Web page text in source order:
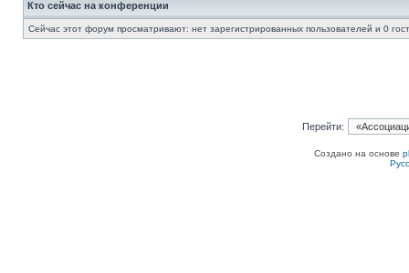
Кто сейчас на конференции
Сейчас этот форум просматривают: нет зарегистрированных пользователей и 0
Перейти:
Создано на основе